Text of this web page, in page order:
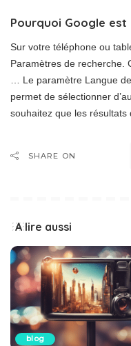
Pourquoi Google
Sur votre téléphone ou
Paramètres de recherche.
… Le paramètre Langue
permet de sélectionner
souhaitez que les résultats
SHARE ON
A lire aussi
blog